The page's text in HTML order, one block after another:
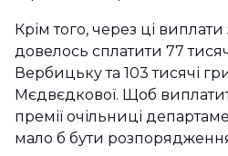
Крім того, через ці
довелось сплатити 77
Вербицьку та 103 тисячі
Мєдвєдкової. Щоб
премії очільниці
мало б бути